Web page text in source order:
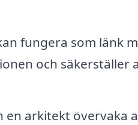
fungera som länk
och säkerställer
en arkitekt övervaka